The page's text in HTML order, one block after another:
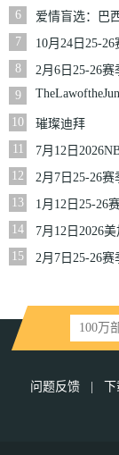
联第10轮利雅
VS利雅得胜利
6
爱情盲选：巴
二季
7
10月24日25-26
NBA常规赛掘
勇士
8
2月6日25-26赛
NBA常规赛篮
9
10
璀璨迪拜
11
7月12日
季联赛尼克斯
12
2月7日25-26赛
超第25轮伯恩
汉姆联
13
1月12日25-26
甲第16轮拜仁
VS沃尔夫斯堡
14
7月12日2026
世界杯四分之
挪威VS英格兰
15
2月7日25-26赛
问题反馈